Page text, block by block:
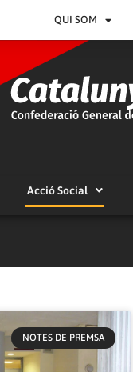
QUI SOM
Acció Social
NOTES DE PREMSA